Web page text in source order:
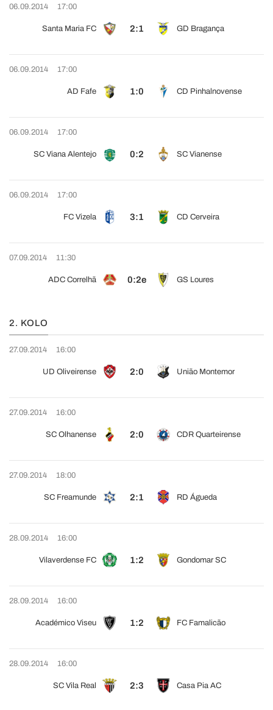
06.09.2014 17:00
Santa Maria FC 2:1 GD Bragança
06.09.2014 17:00
AD Fafe 1:0 CD Pinhalnovense
06.09.2014 17:00
SC Viana Alentejo 0:2 SC Vianense
06.09.2014 17:00
FC Vizela 3:1 CD Cerveira
07.09.2014 11:30
ADC Correlhã 0:2e GS Loures
2. KOLO
27.09.2014 16:00
UD Oliveirense 2:0 União Montemor
27.09.2014 16:00
SC Olhanense 2:0 CDR Quarteirense
27.09.2014 18:00
SC Freamunde 2:1 RD Águeda
28.09.2014 16:00
Vilaverdense FC 1:2 Gondomar SC
28.09.2014 16:00
Académico Viseu 1:2 FC Famalicão
28.09.2014 16:00
SC Vila Real 2:3 Casa Pia AC